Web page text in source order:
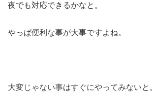
夜でも対応できるかなと。
やっぱ便利な事が大事ですよね。
大変じゃない事はすぐにやってみないと。